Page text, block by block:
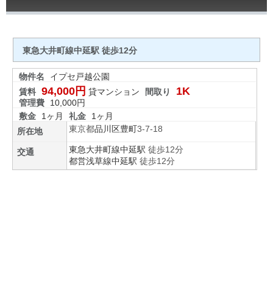
東急大井町線中延駅 徒歩12分
物件名
イプセ戸越公園
賃料 94,000円 貸マンション 間取り 1K
管理費
10,000円
敷金
1ヶ月 礼金
1ヶ月
所在地
東京都品川区豊町3-7-18
交通 東急大井町線中延駅 徒歩12分
都営浅草線中延駅 徒歩12分